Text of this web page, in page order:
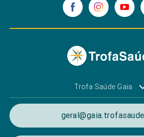
Trofa Saúde Gaia